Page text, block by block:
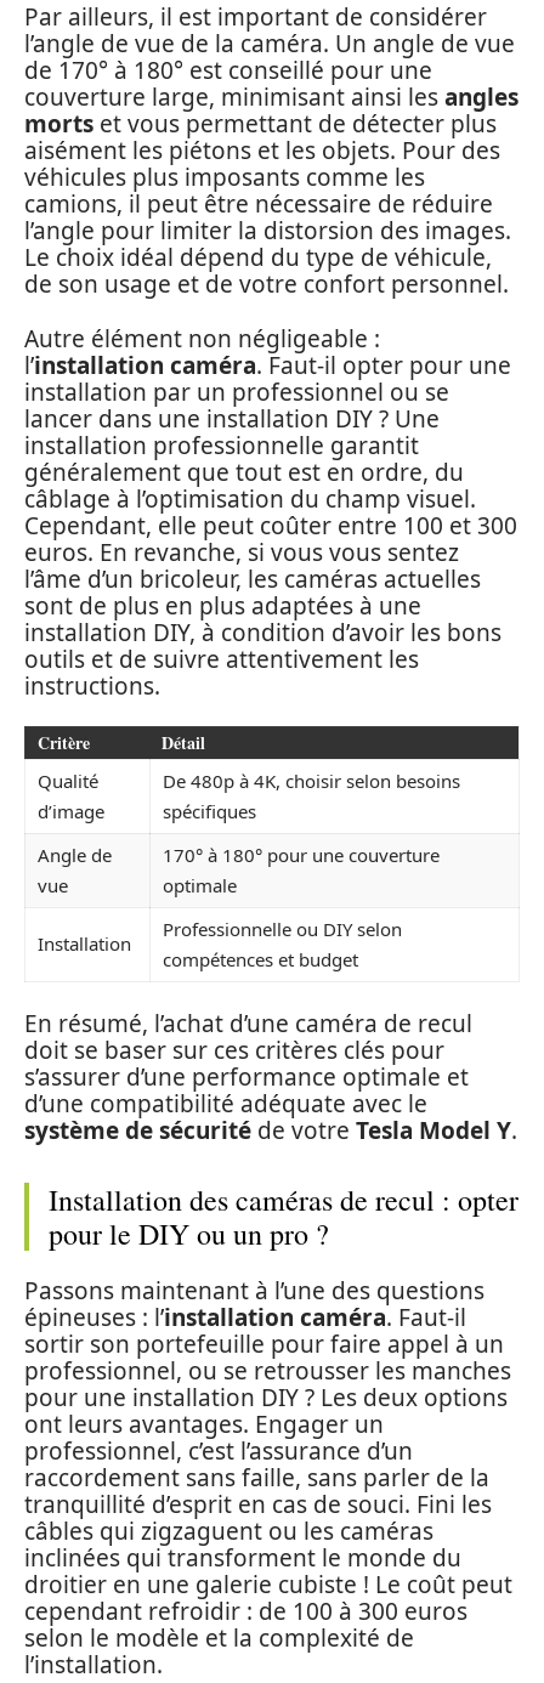
Par ailleurs, il est important de considérer
l’angle de vue de la caméra. Un angle de vue
de 170° à 180° est conseillé pour une
couverture large, minimisant ainsi lesangles
morts et vous permettant de détecter plus
aisément les piétons et les objets. Pour des
véhicules plus imposants comme les
camions, il peut être nécessaire de réduire
l’angle pour limiter la distorsion des images.
Le choix idéal dépend du type de véhicule,
de son usage et de votre confort personnel.
Autre élément non négligeable :
l’installation caméra. Faut-il opter pour une
installation par un professionnel ou se
lancer dans une installation DIY ? Une
installation professionnelle garantit
généralement que tout est en ordre, du
câblage à l’optimisation du champ visuel.
Cependant, elle peut coûter entre 100 et 300
euros. En revanche, si vous vous sentez
l’âme d’un bricoleur, les caméras actuelles
sont de plus en plus adaptées à une
installation DIY, à condition d’avoir les bons
outils et de suivre attentivement les
instructions.
Critère Détail
Qualité
d’image
De 480p à 4K, choisir selon besoins
spécifiques
Angle de
vue
170° à 180° pour une couverture
optimale
Installation
Professionnelle ou DIY selon
compétences et budget
En résumé, l’achat d’une caméra de recul
doit se baser sur ces critères clés pour
s’assurer d’une performance optimale et
d’une compatibilité adéquate avec le
système de sécurité de votre Tesla Model Y.
Installation des caméras de recul : opter
pour le DIY ou un pro ?
Passons maintenant à l’une des questions
épineuses : l’installation caméra. Faut-il
sortir son portefeuille pour faire appel à un
professionnel, ou se retrousser les manches
pour une installation DIY ? Les deux options
ont leurs avantages. Engager un
professionnel, c’est l’assurance d’un
raccordement sans faille, sans parler de la
tranquillité d’esprit en cas de souci. Fini les
câbles qui zigzaguent ou les caméras
inclinées qui transforment le monde du
droitier en une galerie cubiste ! Le coût peut
cependant refroidir : de 100 à 300 euros
selon le modèle et la complexité de
l’installation.